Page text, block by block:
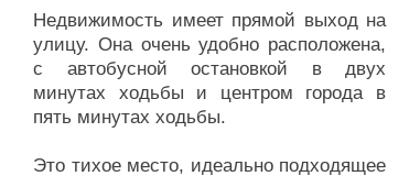
Недвижимость имеет прямой выход на
улицу. Она очень удобно расположена,
с автобусной остановкой в двух
минутах ходьбы и центром города в
пять минутах ходьбы.
Это тихое место, идеально подходящее